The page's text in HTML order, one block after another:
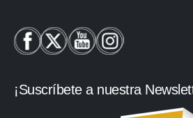
¡Suscríbete a nuestra